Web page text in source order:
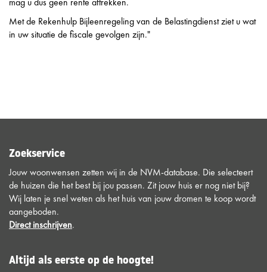
Met de Rekenhulp Bijleenregeling van de Belastingdienst ziet u wat
in uw situatie de fiscale gevolgen zijn."
Zoekservice
Jouw woonwensen zetten wij in de NVM-database. Die selecteert
de huizen die het best bij jou passen. Zit jouw huis er nog niet bij?
Wij laten je snel weten als het huis van jouw dromen te koop wordt
aangeboden.
Direct inschrijven.
Altijd als eerste op de hoogte!